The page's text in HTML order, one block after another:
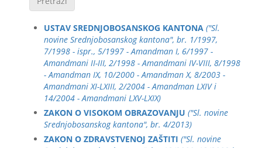
USTAV SREDNJOBOSANSKOG KANTONA ("Sl.
novine Srednjobosanskog kantona", br. 1/1997,
7/1998 - ispr., 5/1997 - Amandman I, 6/1997 -
Amandmani II-III, 2/1998 - Amandmani IV-VIII, 8/1998
- Amandman IX, 10/2000 - Amandman X, 8/2003 -
Amandmani XI-LXIII, 2/2004 - Amandman LXIV i
14/2004 - Amandmani LXV-LXIX)
ZAKON O VISOKOM OBRAZOVANJU ("Sl. novine
Srednjobosanskog kantona", br. 4/2013)
ZAKON O ZDRAVSTVENOJ ZAŠTITI ("Sl. novine